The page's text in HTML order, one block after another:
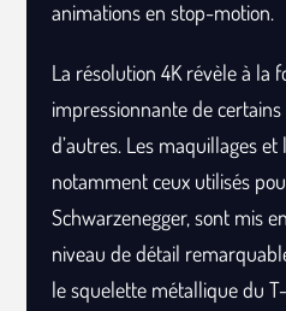
animations en stop-motion.
La résolution 4K révèle à la
impressionnante de
d’autres. Les maquillages et
notamment ceux utilisés
Schwarzenegger, sont mis
niveau de détail
le squelette métallique du